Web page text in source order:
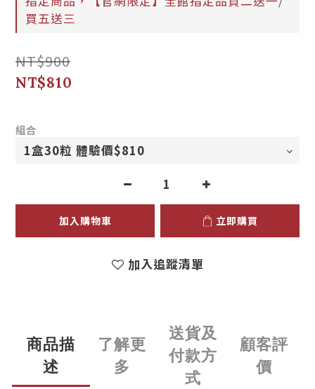
買五送三
NT$900
NT$810
組合
加入購物車 立即購買
加入追蹤清單
商品描
述
了解更
多
送貨及
付款方
式
顧客評
價